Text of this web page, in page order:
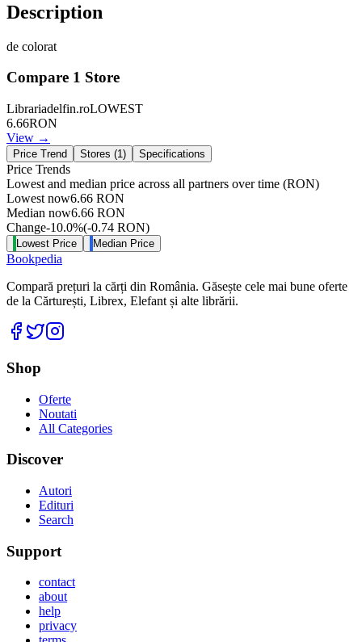
Description
de colorat
Compare 1 Store
Librariadelfin.roLOWEST
6.66RON
View →
Price Trend Stores (1) Specifications
Price Trends
Lowest and median price across all partners over time (RON)
Lowest now6.66 RON
Median now6.66 RON
Change-10.0%(-0.74 RON)
Lowest Price Median Price
Bookpedia
Compară prețuri la cărți din România. Găsește cele mai bune oferte
de la Cărturești, Librex, Elefant și alte librării.
Facebook
Twitter
Shop
Oferte
Noutati
All Categories
Discover
Autori
Edituri
Search
Support
contact
about
help
privacy